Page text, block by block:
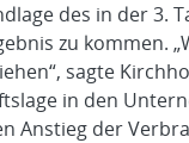
des in der 3.
zu kommen.
sagte
in den
Anstieg der